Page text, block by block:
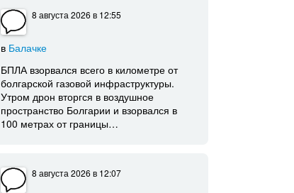
8 августа 2026в 12:55
в Балачке
БПЛА взорвался всего в километре от
болгарской газовой инфраструктуры.
Утром дрон вторгся в воздушное
пространство Болгарии и взорвался в
100 метрах от границы…
8 августа 2026в 12:07